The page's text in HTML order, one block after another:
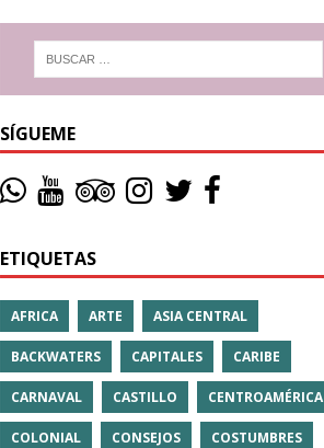
SÍGUEME
ETIQUETAS
AFRICA ARTE ASIA CENTRAL
BACKWATERS CAPITALES CARIBE
CARNAVAL CASTILLO CENTROAMÉRICA
COLONIAL CONSEJOS COSTUMBRES